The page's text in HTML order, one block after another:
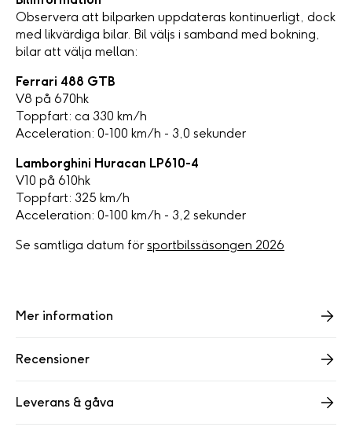
Observera att bilparken uppdateras kontinuerligt, dock
med likvärdiga bilar. Bil väljs i samband med bokning,
bilar att välja mellan:
Ferrari 488 GTB
V8 på 670hk
Toppfart: ca 330 km/h
Acceleration: 0-100 km/h - 3,0 sekunder
Lamborghini Huracan LP610-4
V10 på 610hk
Toppfart: 325 km/h
Acceleration: 0-100 km/h - 3,2 sekunder
Se samtliga datum för sportbilssäsongen 2026
Mer information
Recensioner
Leverans & gåva